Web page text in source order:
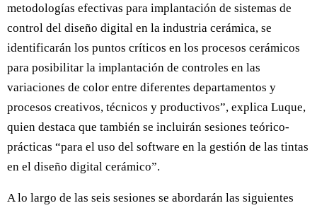
metodologías efectivas para implantación de sistemas de
control del diseño digital en la industria cerámica, se
identificarán los puntos críticos en los procesos cerámicos
para posibilitar la implantación de controles en las
variaciones de color entre diferentes departamentos y
procesos creativos, técnicos y productivos”, explica Luque,
quien destaca que también se incluirán sesiones teórico-
prácticas “para el uso del software en la gestión de las tintas
en el diseño digital cerámico”.
A lo largo de las seis sesiones se abordarán las siguientes